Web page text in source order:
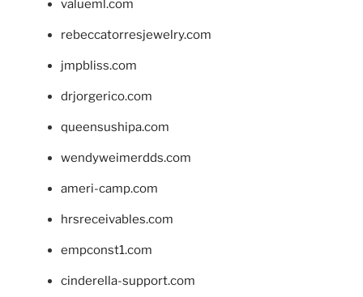
valueml.com
rebeccatorresjewelry.com
jmpbliss.com
drjorgerico.com
queensushipa.com
wendyweimerdds.com
ameri-camp.com
hrsreceivables.com
empconst1.com
cinderella-support.com